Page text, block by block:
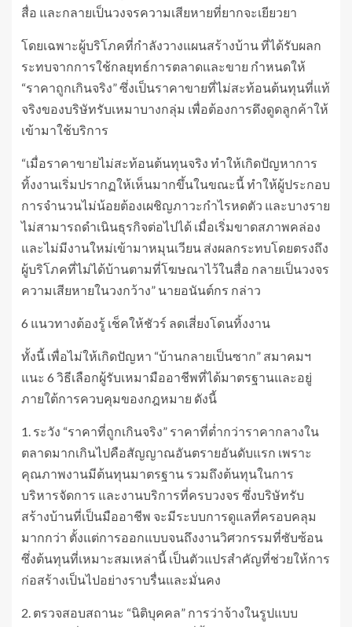
สื่อ และกลายเป็นวงจรความเสียหายที่ยากจะเยียวยา
โดยเฉพาะผู้บริโภคที่กำลังวางแผนสร้างบ้าน ที่ได้รับผลก
ระทบจากการใช้กลยุทธ์การตลาดและขาย กำหนดให้
“ราคาถูกเกินจริง” ซึ่งเป็นราคาขายที่ไม่สะท้อนต้นทุนที่แท้
จริงของบริษัทรับเหมาบางกลุ่ม เพื่อต้องการดึงดูดลูกค้าให้
เข้ามาใช้บริการ
“เมื่อราคาขายไม่สะท้อนต้นทุนจริง ทำให้เกิดปัญหาการ
ทิ้งงานเริ่มปรากฏให้เห็นมากขึ้นในขณะนี้ ทำให้ผู้ประกอบ
การจำนวนไม่น้อยต้องเผชิญภาวะกำไรหดตัว และบางราย
ไม่สามารถดำเนินธุรกิจต่อไปได้ เมื่อเริ่มขาดสภาพคล่อง
และไม่มีงานใหม่เข้ามาหมุนเวียน ส่งผลกระทบโดยตรงถึง
ผู้บริโภคที่ไม่ได้บ้านตามที่โฆษณาไว้ในสื่อ กลายเป็นวงจร
ความเสียหายในวงกว้าง” นายอนันต์กร กล่าว
6 แนวทางต้องรู้ เช็คให้ชัวร์ ลดเสี่ยงโดนทิ้งงาน
ทั้งนี้ เพื่อไม่ให้เกิดปัญหา “บ้านกลายเป็นซาก” สมาคมฯ
แนะ 6 วิธีเลือกผู้รับเหมามืออาชีพที่ได้มาตรฐานและอยู่
ภายใต้การควบคุมของกฎหมาย ดังนี้
1. ระวัง “ราคาที่ถูกเกินจริง” ราคาที่ต่ำกว่าราคากลางใน
ตลาดมากเกินไปคือสัญญาณอันตรายอันดับแรก เพราะ
คุณภาพงานมีต้นทุนมาตรฐาน รวมถึงต้นทุนในการ
บริหารจัดการ และงานบริการที่ครบวงจร ซึ่งบริษัทรับ
สร้างบ้านที่เป็นมืออาชีพ จะมีระบบการดูแลที่ครอบคลุม
มากกว่า ตั้งแต่การออกแบบจนถึงงานวิศวกรรมที่ซับซ้อน
ซึ่งต้นทุนที่เหมาะสมเหล่านี้ เป็นตัวแปรสำคัญที่ช่วยให้การ
ก่อสร้างเป็นไปอย่างราบรื่นและมั่นคง
2. ตรวจสอบสถานะ “นิติบุคคล” การว่าจ้างในรูปแบบ